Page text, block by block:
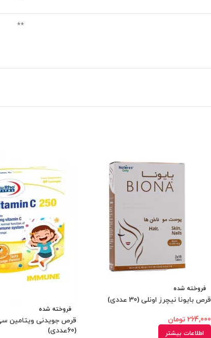
**
فروخته شده
قرص بایونا نیچرز اونلی (30 عددی)
264,000 تومان
اطلاعات بیشتر
فروخته شده
(60عددی)